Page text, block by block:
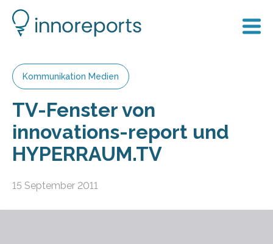
Kommunikation Medien
TV-Fenster von
innovations-report und
HYPERRAUM.TV
15 September 2011